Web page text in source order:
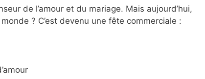
de l’amour et du mariage. Mais aujourd’hui,
? C’est devenu une fête commerciale :